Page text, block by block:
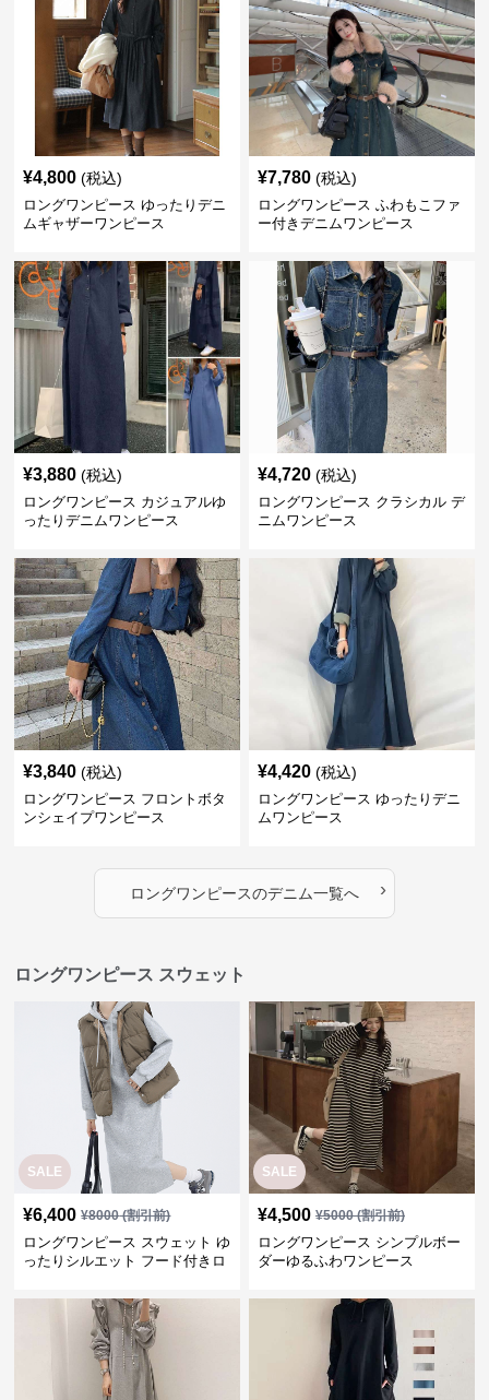
4,800 (税込)
ロングワンピース ゆったりデニ
ムギャザーワンピース
¥7,780 (税込)
ロングワンピース ふわもこファ
ー付きデニムワンピース
¥ 3,880 (税込)
ロングワンピース カジュアルゆ
ったりデニムワンピース
4,720 (税込)
ロングワンピース クラシカル デ
ニムワンピース
¥3,840 (税込)
ロングワンピース フロントボタ
ンシェイプワンピース
(税込)
ロングワンピース ゆったりデニ
ムワンピース
ロングワンピース 一覧へ
ロングワンピース スウェット
¥8000(割引前)
ロングワンピース スウェット ゆ
ったりシルエット フード付きロ
ングワンピース
SALE
4,500 ¥5000(割引前)
ロングワンピース シンプルボー
ダーゆるふわワンピース
SALE
5280 (割引前)
ロングワンピース ティアードフ
リル付きスウェットワンピース
(税込)
ロングワンピース ゆったりパー
カーワンピース